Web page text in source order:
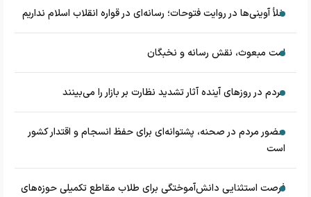
خلأ آوینی‌ها در روایت فتوحات؛ رسانه‌ای در قواره انقلاب اسلام نداریم
امت مبعوث، نقش رسانه و نخبگان
مردم در روزهای آینده آثار تشدید نظارت بر بازار را می‌بینند
حضور مردم در صحنه، پشتوانه‌ای برای حفظ انسجام و اقتدار کشور
است
فرصت استثنایی دانش‌آموختگی برای طلاب مقاطع تکمیلی حوزه‌های